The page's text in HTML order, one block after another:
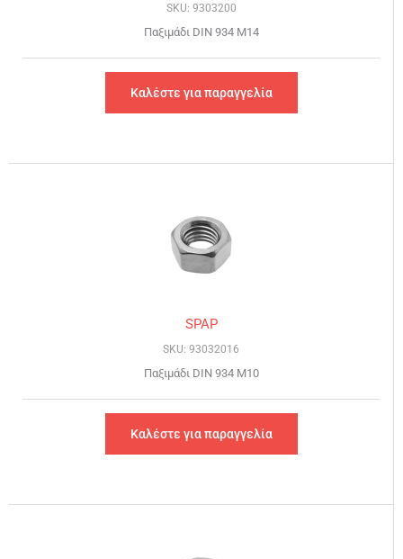
SKU: 9303200
Παξιμάδι DIN 934 Μ14
Καλέστε για παραγγελία
SPAP
SKU: 93032016
Παξιμάδι DIN 934 Μ10
Καλέστε για παραγγελία